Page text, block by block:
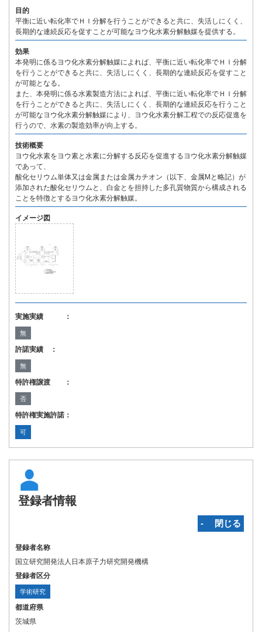
目的
平衡に近い転化率でＨＩ分解を行うことができると共に、失活しにくく、
長期的な連続反応を促すことが可能なヨウ化水素分解触媒を提供する。
効果
本発明に係るヨウ化水素分解触媒によれば、平衡に近い転化率でＨＩ分解
を行うことができると共に、失活しにくく、長期的な連続反応を促すこと
が可能となる。
また、本発明に係る水素製造方法によれば、平衡に近い転化率でＨＩ分解
を行うことができると共に、失活しにくく、長期的な連続反応を行うこと
が可能なヨウ化水素分解触媒により、ヨウ化水素分解工程での反応促進を
行うので、水素の製造効率が向上する。
技術概要
ヨウ化水素をヨウ素と水素に分解する反応を促進するヨウ化水素分解触媒
であって、
酸化セリウム単体又は金属または金属カチオン（以下、金属Mと略記）が
添加された酸化セリウムと、白金とを担持した多孔質物質から構成される
ことを特徴とするヨウ化水素分解触媒。
イメージ図
実施実績 ：
無
許諾実績 ：
無
特許権譲渡 ：
否
特許権実施許諾：
可
登録者情報
‐ 閉じる
登録者名称
国立研究開発法人日本原子力研究開発機構
登録者区分
学術研究
都道府県
茨城県